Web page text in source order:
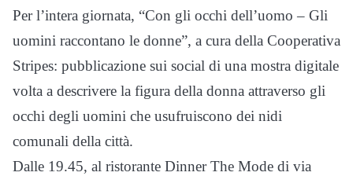
Per l’intera giornata, “Con gli occhi dell’uomo – Gli
uomini raccontano le donne”, a cura della Cooperativa
Stripes: pubblicazione sui social di una mostra digitale
volta a descrivere la figura della donna attraverso gli
occhi degli uomini che usufruiscono dei nidi
comunali della città.
Dalle 19.45, al ristorante Dinner The Mode di via